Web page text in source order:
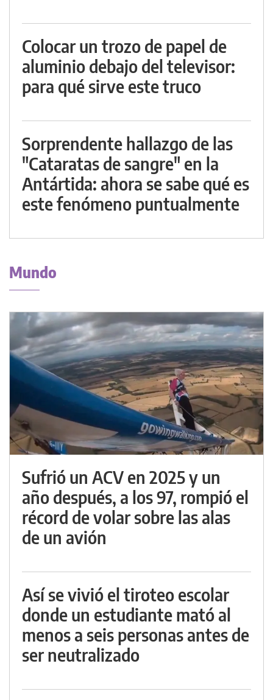
Colocar un trozo de papel de
aluminio debajo del televisor:
para qué sirve este truco
Sorprendente hallazgo de las
"Cataratas de sangre" en la
Antártida: ahora se sabe qué es
este fenómeno puntualmente
Mundo
Sufrió un ACV en 2025 y un
año después, a los 97, rompió el
récord de volar sobre las alas
de un avión
Así se vivió el tiroteo escolar
donde un estudiante mató al
menos a seis personas antes de
ser neutralizado